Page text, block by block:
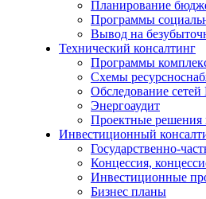
Планирование
Программы
Вывод на
Технический консалтинг
Программы
Схемы
Обследование
Энергоаудит
Проектные решения
Инвестиционный
Государственно-
Концессия,
Инвестиционные
Бизнес планы